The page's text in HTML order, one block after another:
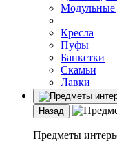
Кресла
Пуфы
Банкетки
Скамьи
Лавки
Назад
Предметы